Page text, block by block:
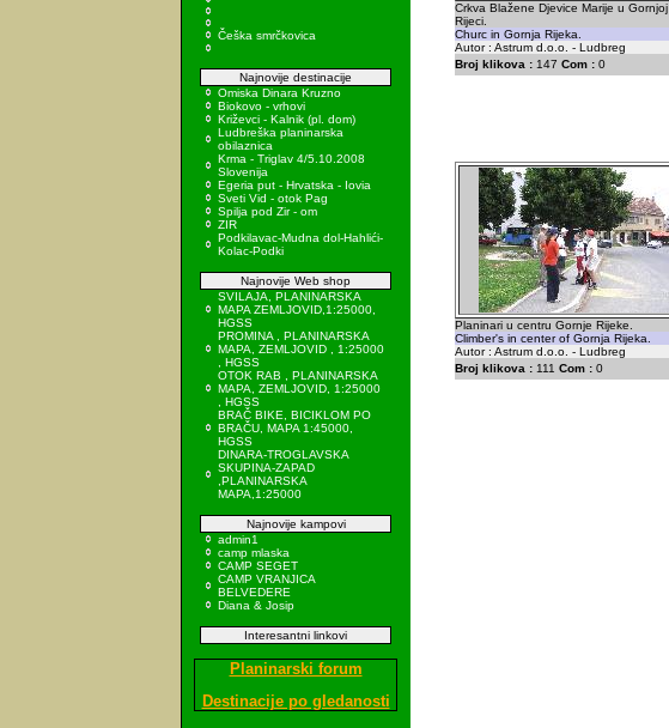
Češka smrčkovica
Najnovije destinacije
Omiska Dinara Kruzno
Biokovo - vrhovi
Križevci - Kalnik (pl. dom)
Ludbreška planinarska
obilaznica
Krma - Triglav 4/5.10.2008
Slovenija
Egeria put - Hrvatska - Iovia
Sveti Vid - otok Pag
Spilja pod Zir - om
ZIR
Podkilavac-Mudna dol-Hahlići-
Kolac-Podki
Najnovije Web shop
SVILAJA, PLANINARSKA
MAPA ZEMLJOVID,1:25000,
HGSS
PROMINA , PLANINARSKA
MAPA, ZEMLJOVID , 1:25000
, HGSS
OTOK RAB , PLANINARSKA
MAPA, ZEMLJOVID, 1:25000
, HGSS
BRAČ BIKE, BICIKLOM PO
BRAČU, MAPA 1:45000,
HGSS
DINARA-TROGLAVSKA
SKUPINA-ZAPAD
,PLANINARSKA
MAPA,1:25000
Najnovije kampovi
admin1
camp mlaska
CAMP SEGET
CAMP VRANJICA
BELVEDERE
Diana & Josip
Interesantni linkovi
Planinarski forum
Destinacije po gledanosti
Crkva Blažene Djevice Marije u Gornjoj
Rijeci.
Churc in Gornja Rijeka.
Autor : Astrum d.o.o. - Ludbreg
Broj klikova : 147 Com : 0
Planinari u centru Gornje Rijeke.
Climber's in center of Gornja Rijeka.
Autor : Astrum d.o.o. - Ludbreg
Broj klikova : 111 Com : 0